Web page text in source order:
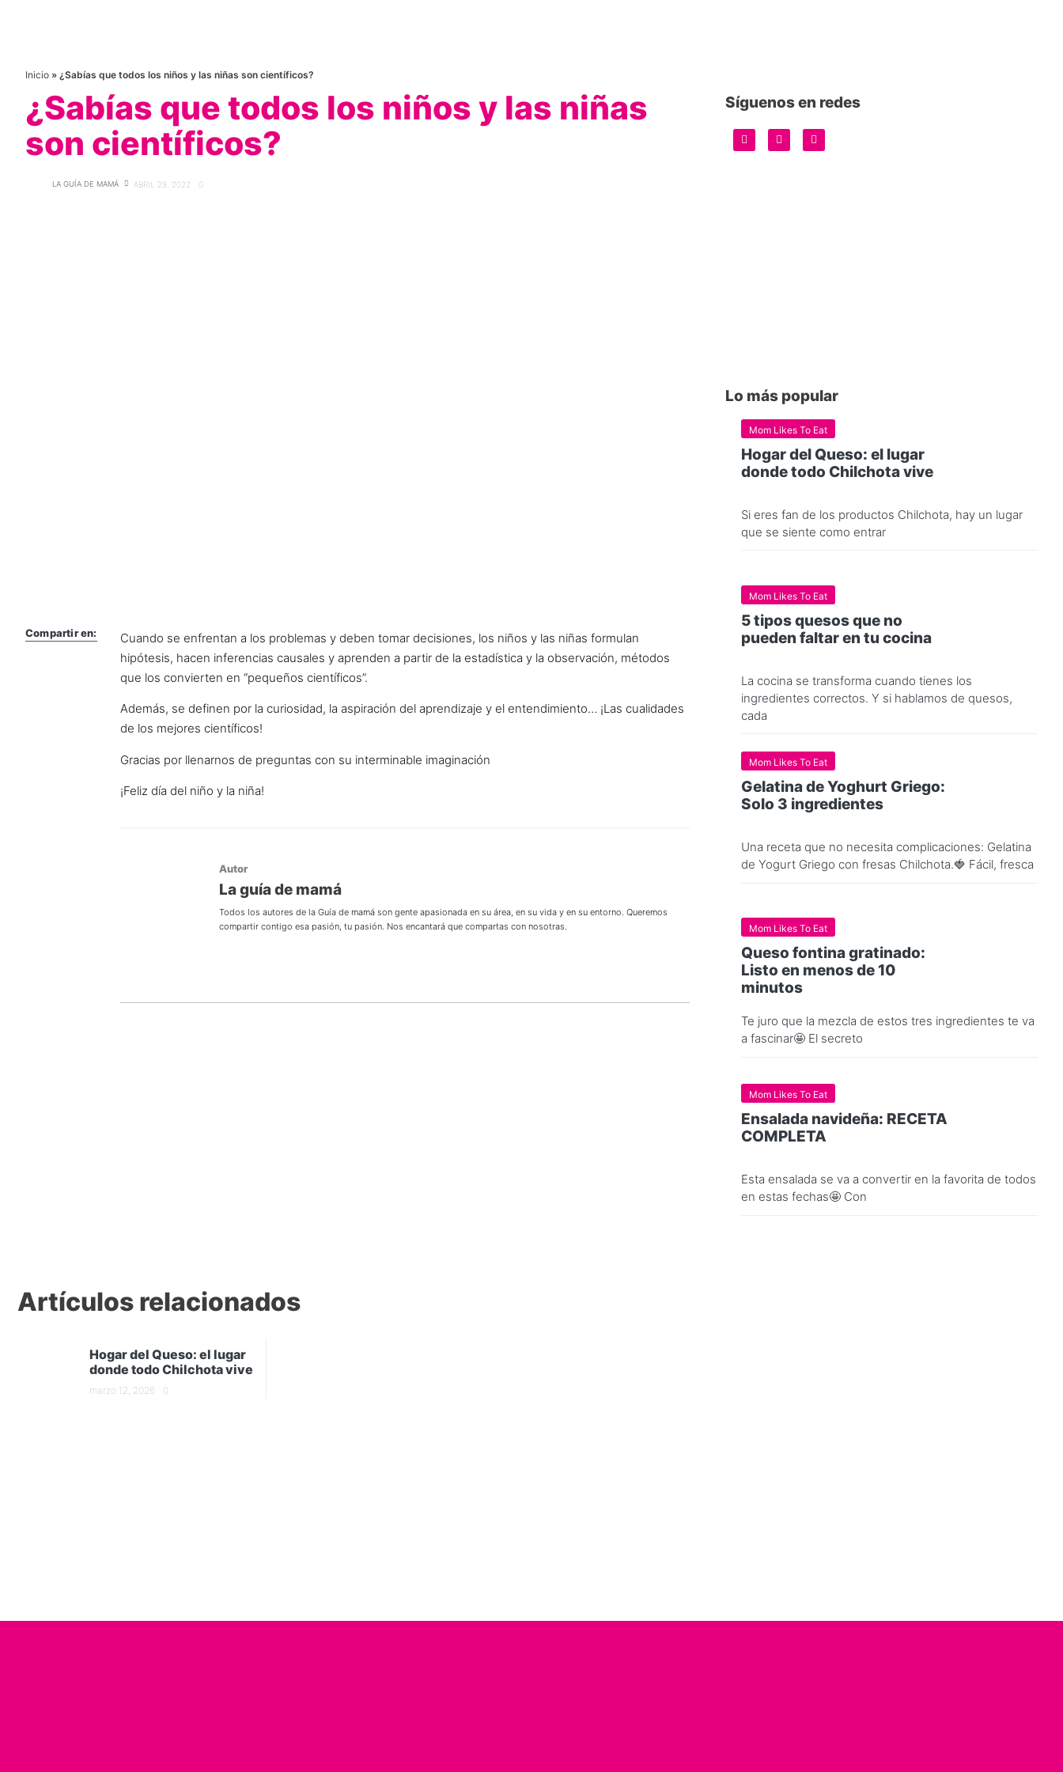
Inicio » ¿Sabías que todos los niños y las niñas son científicos?
¿Sabías que todos los niños y las niñas
son científicos?
LA GUÍA DE MAMÁ ABRIL 29, 2022 0
Compartir en:
Cuando se enfrentan a los problemas y deben tomar decisiones, los niños y las niñas formulan
hipótesis, hacen inferencias causales y aprenden a partir de la estadística y la observación, métodos
que los convierten en “pequeños científicos”.
Además, se definen por la curiosidad, la aspiración del aprendizaje y el entendimiento… ¡Las cualidades
de los mejores científicos!
Gracias por llenarnos de preguntas con su interminable imaginación
¡Feliz día del niño y la niña!
Autor
La guía de mamá
Todos los autores de la Guía de mamá son gente apasionada en su área, en su vida y en su entorno. Queremos
compartir contigo esa pasión, tu pasión. Nos encantará que compartas con nosotras.
Síguenos en redes
Lo más popular
Mom Likes To Eat
Hogar del Queso: el lugar
donde todo Chilchota vive
Si eres fan de los productos Chilchota, hay un lugar
que se siente como entrar
Mom Likes To Eat
5 tipos quesos que no
pueden faltar en tu cocina
La cocina se transforma cuando tienes los
ingredientes correctos. Y si hablamos de quesos,
cada
Mom Likes To Eat
Gelatina de Yoghurt Griego:
Solo 3 ingredientes
Una receta que no necesita complicaciones: Gelatina
de Yogurt Griego con fresas Chilchota.🍓 Fácil, fresca
Mom Likes To Eat
Queso fontina gratinado:
Listo en menos de 10
minutos
Te juro que la mezcla de estos tres ingredientes te va
a fascinar🤩 El secreto
Mom Likes To Eat
Ensalada navideña: RECETA
COMPLETA
Esta ensalada se va a convertir en la favorita de todos
en estas fechas🤩 Con
Artículos relacionados
Hogar del Queso: el lugar
donde todo Chilchota vive
marzo 12, 2026 0